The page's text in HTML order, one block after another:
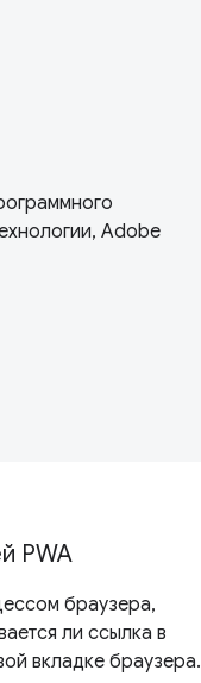
Adobe
PWA
браузера,
ли ссылка в
вкладке браузера.